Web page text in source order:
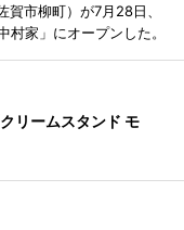
市柳町）が7月28日、
家」にオープンした。
リームスタンド モ